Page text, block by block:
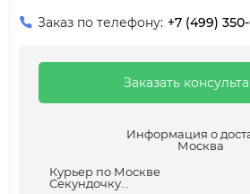
Заказ по телефону: +7 (499)
Заказать
Информация о
Москва
Курьер по Москве
Секундочку...